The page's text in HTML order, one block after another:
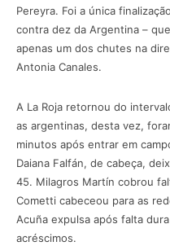
Pereyra. Foi a única
contra dez da Argentina –
apenas um dos chutes na
Antonia Canales.
A La Roja retornou do
as argentinas, desta vez,
minutos após entrar em
Daiana Falfán, de cabeça,
45. Milagros Martín cobrou
Cometti cabeceou para as
Acuña expulsa após falta
acréscimos.